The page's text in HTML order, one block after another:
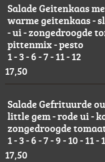
Salade Geitenkaas
warme geitenkaas -
- ui - zongedroogde
pittenmix - pesto
1 - 3 - 6 - 7 - 11 - 12
17,50
Salade Gefrituurde
little gem - rode ui -
zongedroogde
1 - 3 - 6 - 7 - 9 - 10 - 11 -
17,50